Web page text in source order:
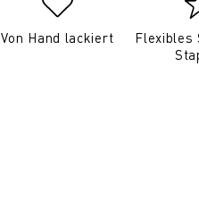
Von Hand lackiert
Flexibles